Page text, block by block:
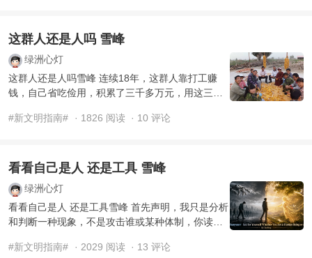
这群人还是人吗 雪峰
绿洲心灯
这群人还是人吗雪峰 连续18年，这群人靠打工赚
钱，自己省吃俭用，积累了三千多万元，用这三千
家园，结果， ...
#新文明指南# · 1826 阅读 · 10 评论
看看自己是人 还是工具 雪峰
绿洲心灯
看看自己是人 还是工具雪峰 首先声明，我只是分析
和判断一种现象，不是攻击谁或某种体制，你读
谈，那就继 ...
#新文明指南# · 2029 阅读 · 13 评论